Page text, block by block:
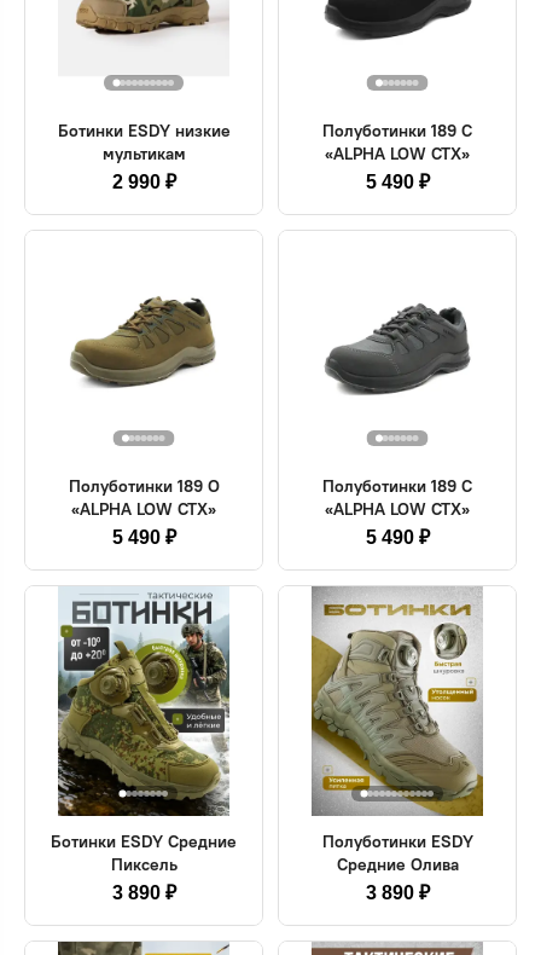
Ботинки ESDY низкие
мультикам
2 990 ₽
Полуботинки 189 С
«ALPHA LOW CTX»
5 490 ₽
Полуботинки 189 О
«ALPHA LOW CTX»
5 490 ₽
Полуботинки 189 С
«ALPHA LOW CTX»
5 490 ₽
Ботинки ESDY Средние
Пиксель
3 890 ₽
Полуботинки ESDY
Средние Олива
3 890 ₽